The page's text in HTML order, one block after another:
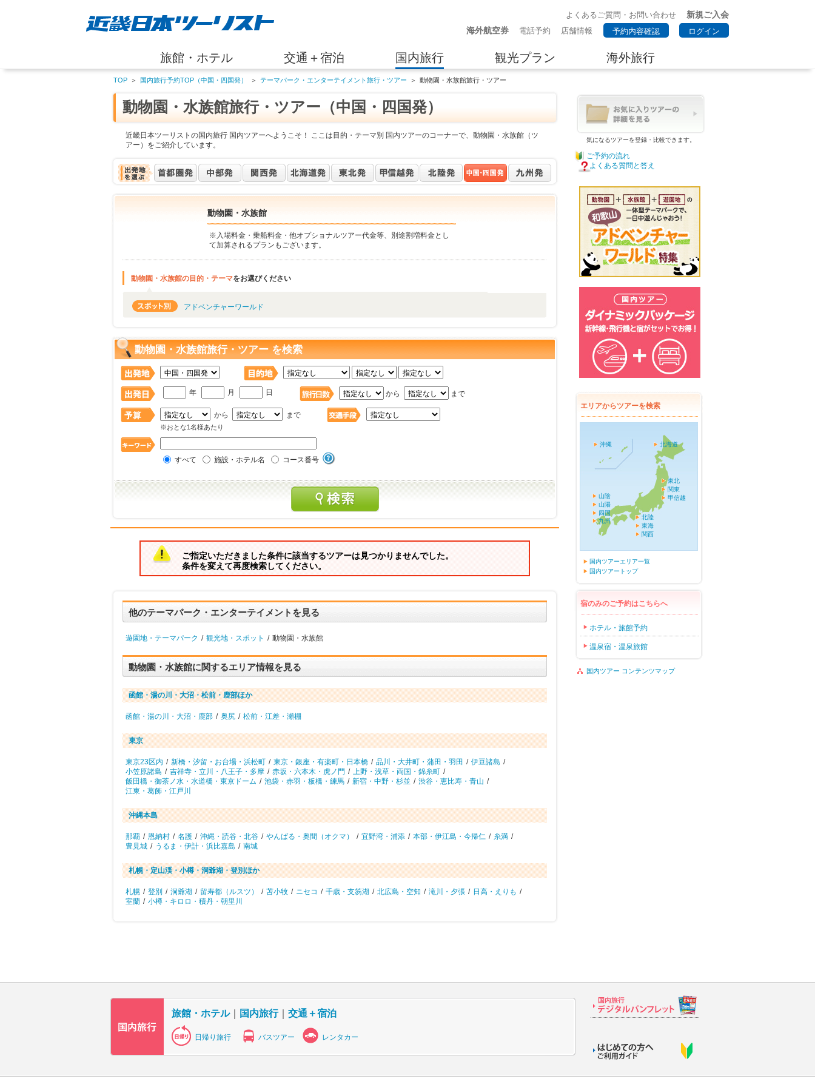
よくあるご質問・お問い合わせ
新規ご入会
海外航空券
電話予約 店舗情報 予約内容確認 ログイン
旅館・ホテル 交通＋宿泊 国内旅行 観光プラン 海外旅行
TOP ＞ 国内旅行予約TOP（中国・四国発） ＞ テーマパーク・エンターテイメント旅行・ツアー ＞ 動物園・水族館旅行・ツアー
動物園・水族館旅行・ツアー（中国・四国発）
近畿日本ツーリストの国内旅行 国内ツアーへようこそ！ ここは目的・テーマ別 国内ツアーのコーナーで、動物園・水族館（ツ
アー）をご紹介しています。
動物園・水族館
※入場料金・乗船料金・他オプショナルツアー代金等、別途割増料金とし
て加算されるプランもございます。
動物園・水族館の目的・テーマをお選びください
アドベンチャーワールド
動物園・水族館旅行・ツアー を検索
年 月 日 から まで
から まで
※おとな1名様あたり
すべて 施設・ホテル名 コース番号
ご指定いただきました条件に該当するツアーは見つかりませんでした。
条件を変えて再度検索してください。
他のテーマパーク・エンターテイメントを見る
遊園地・テーマパーク / 観光地・スポット / 動物園・水族館
動物園・水族館に関するエリア情報を見る
函館・湯の川・大沼・松前・鹿部ほか
函館・湯の川・大沼・鹿部 / 奥尻 / 松前・江差・瀬棚
東京
東京23区内 / 新橋・汐留・お台場・浜松町 / 東京・銀座・有楽町・日本橋 / 品川・大井町・蒲田・羽田 / 伊豆諸島 /
小笠原諸島 / 吉祥寺・立川・八王子・多摩 / 赤坂・六本木・虎ノ門 / 上野・浅草・両国・錦糸町 /
飯田橋・御茶ノ水・水道橋・東京ドーム / 池袋・赤羽・板橋・練馬 / 新宿・中野・杉並 / 渋谷・恵比寿・青山 /
江東・葛飾・江戸川
沖縄本島
那覇 / 恩納村 / 名護 / 沖縄・読谷・北谷 / やんばる・奥間（オクマ） / 宜野湾・浦添 / 本部・伊江島・今帰仁 / 糸満 /
豊見城 / うるま・伊計・浜比嘉島 / 南城
札幌・定山渓・小樽・洞爺湖・登別ほか
札幌 / 登別 / 洞爺湖 / 留寿都（ルスツ） / 苫小牧 / ニセコ / 千歳・支笏湖 / 北広島・空知 / 滝川・夕張 / 日高・えりも /
室蘭 / 小樽・キロロ・積丹・朝里川
気になるツアーを登録・比較できます。
ご予約の流れ
よくある質問と答え
エリアからツアーを検索
北海道
東北
関東
甲信越
北陸
東海
関西
山陰
山陽
四国
九州
沖縄
国内ツアーエリア一覧
国内ツアートップ
宿のみのご予約はこちらへ
ホテル・旅館予約
温泉宿・温泉旅館
国内ツアー コンテンツマップ
旅館・ホテル｜ 国内旅行｜ 交通＋宿泊
日帰り旅行 バスツアー レンタカー